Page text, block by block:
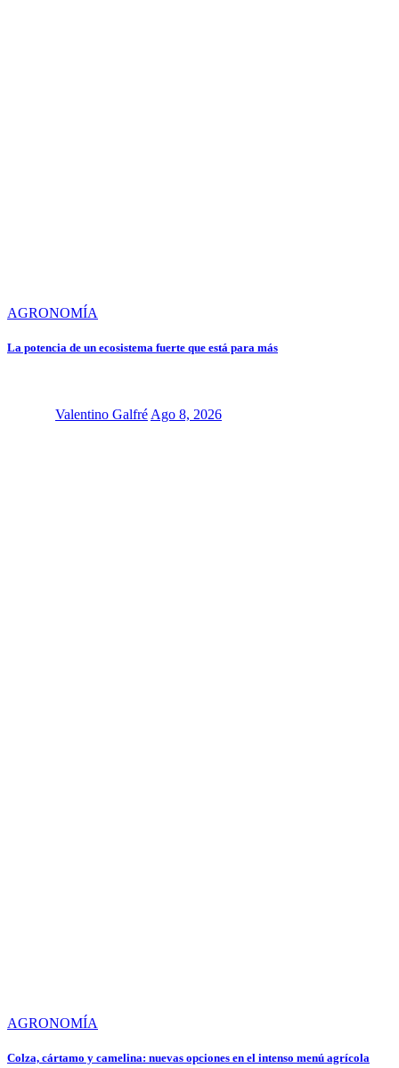
AGRONOMÍA
La potencia de un ecosistema fuerte que está para más
Valentino Galfré Ago 8, 2026
AGRONOMÍA
Colza, cártamo y camelina: nuevas opciones en el intenso menú agrícola